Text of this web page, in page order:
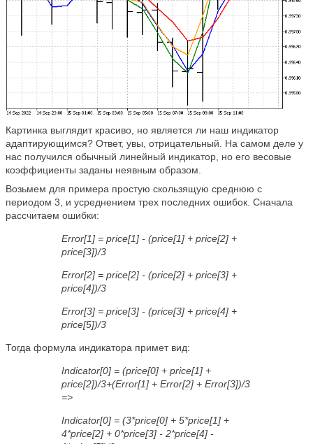
Картинка выглядит красиво, но является ли наш индикатор
адаптирующимся? Ответ, увы, отрицательный. На самом деле у
нас получился обычный линейный индикатор, но его весовые
коэффициенты заданы неявным образом.
Возьмем для примера простую скользящую среднюю с
периодом 3, и усреднением трех последних ошибок. Сначала
рассчитаем ошибки:
Error[1] = price[1] - (price[1] + price[2] +
price[3])/3
Error[2] = price[2] - (price[2] + price[3] +
price[4])/3
Error[3] = price[3] - (price[3] + price[4] +
price[5])/3
Тогда формула индикатора примет вид:
Indicator[0] = (price[0] + price[1] +
price[2])/3+(Error[1] + Error[2] + Error[3])/3
=>
Indicator[0] = (3*price[0] + 5*price[1] +
4*price[2] + 0*price[3] - 2*price[4] -